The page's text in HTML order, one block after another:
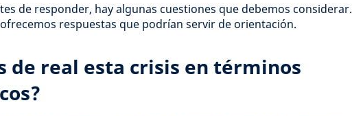
de responder, hay algunas cuestiones que debemos considerar.
respuestas que podrían servir de orientación.
de real esta crisis en términos